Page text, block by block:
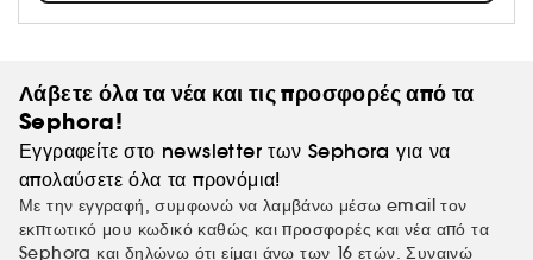
Μέσης Ανατολής, ενός πολιτισμού που φημίζεται για τη
φινέτσα του και την απλότητά του. Τέσσερα αρώματα.
Λάβετε όλα τα νέα και τις προσφορές από τα
Sephora!
Εγγραφείτε στο newsletter των Sephora για να
απολαύσετε όλα τα προνόμια!
Με την εγγραφή, συμφωνώ να λαμβάνω μέσω email τον
εκπτωτικό μου κωδικό καθώς και προσφορές και νέα από τα
Sephora και δηλώνω ότι είμαι άνω των 16 ετών. Συναινώ